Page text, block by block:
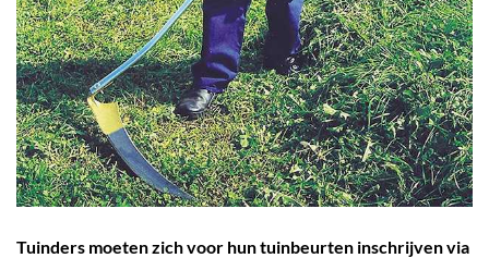
Tuinders moeten zich voor hun tuinbeurten inschrijven via